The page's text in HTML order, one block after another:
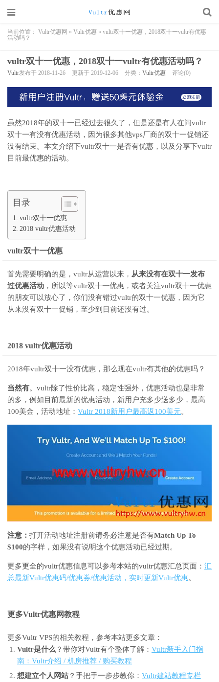
当前位置： Vultr优惠网 » Vultr优惠 » vultr双十一优惠，2018双十一vultr有优惠
活动吗？
vultr双十一优惠，2018双十一vultr有优惠活动吗？
Vultr发布于 2018-11-26 更新于 2019-12-06 分类： Vultr优惠 评论(0)
虽然2018年的双十一已经过去很久了，但是还是有人在问vultr
双十一有没有优惠活动，因为很多其他vps厂商的双十一促销还
没有结束。本文介绍下vultr双十一是否有优惠，以及分享下vultr
目前最优惠的活动。
目录
vultr双十一优惠
2018 vultr优惠活动
vultr双十一优惠
首先需要明确的是，vultr从运营以来， 从来没有在双十一发布
过优惠活动 ，所以等vultr双十一优惠，或者关注vultr双十一优惠
的朋友可以放心了，你们没有错过vultr的双十一优惠，因为它
从来没有双十一促销，至少到目前还没有过。
2018 vultr优惠活动
2018年vultr双十一没有优惠，那么现在vultr有其他的优惠吗？
当然有。vultr除了性价比高，稳定性强外，优惠活动也是非常
的多，例如目前最新的优惠活动，新用户充多少送多少，最高
100美金，活动地址： Vultr 2018新用户最高返100美元。
注意： 打开活动地址注册前请务必注意是否有Match Up To
$100的字样，如果没有说明这个优惠活动已经过期。
更多更全的vultr优惠信息可以参考本站的vultr优惠汇总页面： 汇
总最新Vultr优惠码/优惠券/优惠活动，实时更新Vultr优惠。
更多Vultr优惠网教程
更多Vultr VPS的相关教程，参考本站更多文章：
Vultr是什么 ？带你对Vultr有个整体了解： Vultr新手入门指
南：Vultr介绍 / 机房推荐 / 购买教程
想建立个人网站？手把手一步步教你： Vultr建站教程专栏